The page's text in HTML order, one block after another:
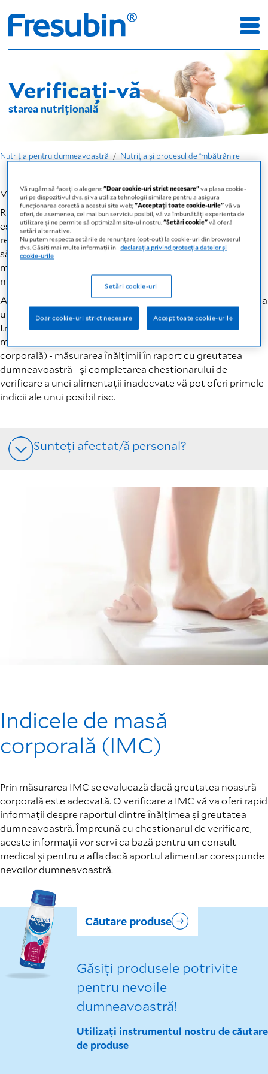
Verificați-vă
starea nutrițională
Nutriția pentru dumneavoastră Nutriția și procesul de îmbătrânire
Verificați dacă sunteți expus riscului
Riscul de a avea o dietă inadecvată la o vârstă înaintată
este foarte mare. Este deosebit de important să
recunoaștem cât mai repede primele semne ale acesteia și
să contracarăm epuizarea organismului prin luarea unor
măsuri adecvate. Așadar, cum vă puteți evalua starea
nutrițională?
Analiza stării dumneavoastră nutriționale și diagnosticarea
unei diete inadecvate pot fi efectuate de medicul care vă
tratează, pe baza unei varietăți de teste și a unui istoric
medical complet. O verificare a IMC (indicele de masă
corporală) - măsurarea înălțimii în raport cu greutatea
dumneavoastră - și completarea chestionarului de
verificare a unei alimentații inadecvate vă pot oferi primele
indicii ale unui posibil risc.
Sunteți afectat/ă personal?
Indicele de masă
corporală (IMC)
Prin măsurarea IMC se evaluează dacă greutatea noastră
corporală este adecvată. O verificare a IMC vă va oferi rapid
informații despre raportul dintre înălțimea și greutatea
dumneavoastră. Împreună cu chestionarul de verificare,
aceste informații vor servi ca bază pentru un consult
medical și pentru a afla dacă aportul alimentar corespunde
nevoilor dumneavoastră.
Găsiți produsele potrivite
pentru nevoile
dumneavoastră!
Utilizați instrumentul nostru de căutare
de produse
Căutare produse
Vă rugăm să faceți o alegere:"Doar cookie-uri strict necesare"va plasa cookie-
uri pe dispozitivul dvs. și va utiliza tehnologii similare pentru a asigura
funcționarea corectă a acestui site web;"Acceptați toate cookie-urile"vă va
oferi, de asemenea, cel mai bun serviciu posibil, vă va îmbunătăți experiența de
utilizare și ne permite să optimizăm site-ul nostru."Setări cookie"vă oferă
setări alternative.
Nu putem respecta setările de renunțare (opt-out) la cookie-uri din browserul
dvs. Găsiți mai multe informații în declarația privind protecția datelor și
cookie-urile
Setări cookie-uri
Doar cookie-uri strict necesare Accept toate cookie-urile